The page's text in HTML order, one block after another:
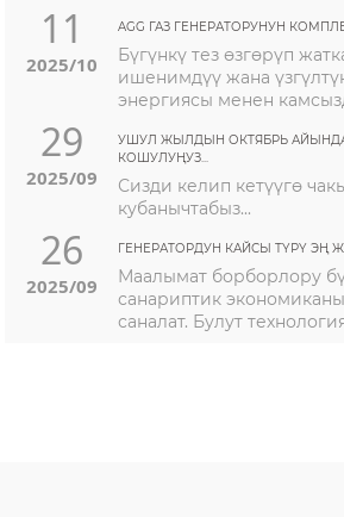
11
2025/10
AGG ГАЗ ГЕНЕРАТОРУНУН
Бүгүнкү тез өзгөрүп
ишенимдүү жана
энергиясы менен
29
2025/09
УШУЛ ЖЫЛДЫН ОКТЯБРЬ АЙЫНДА
КОШУЛУҢУЗ...
Сизди келип кетүүгө
кубанычтабыз...
26
2025/09
ГЕНЕРАТОРДУН КАЙСЫ ТҮРҮ ЭҢ
Маалымат борборлору
санариптик
саналат. Булут